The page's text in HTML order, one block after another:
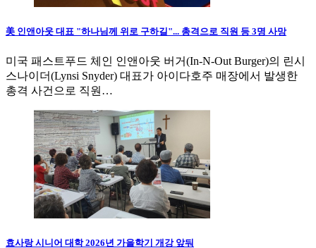
美 인앤아웃 대표 "하나님께 위로 구하길"... 총격으로 직원 등 3명 사망
미국 패스트푸드 체인 인앤아웃 버거(In-N-Out Burger)의 린시
스나이더(Lynsi Snyder) 대표가 아이다호주 매장에서 발생한
총격 사건으로 직원…
효사랑 시니어 대학 2026년 가을학기 개강 앞둬